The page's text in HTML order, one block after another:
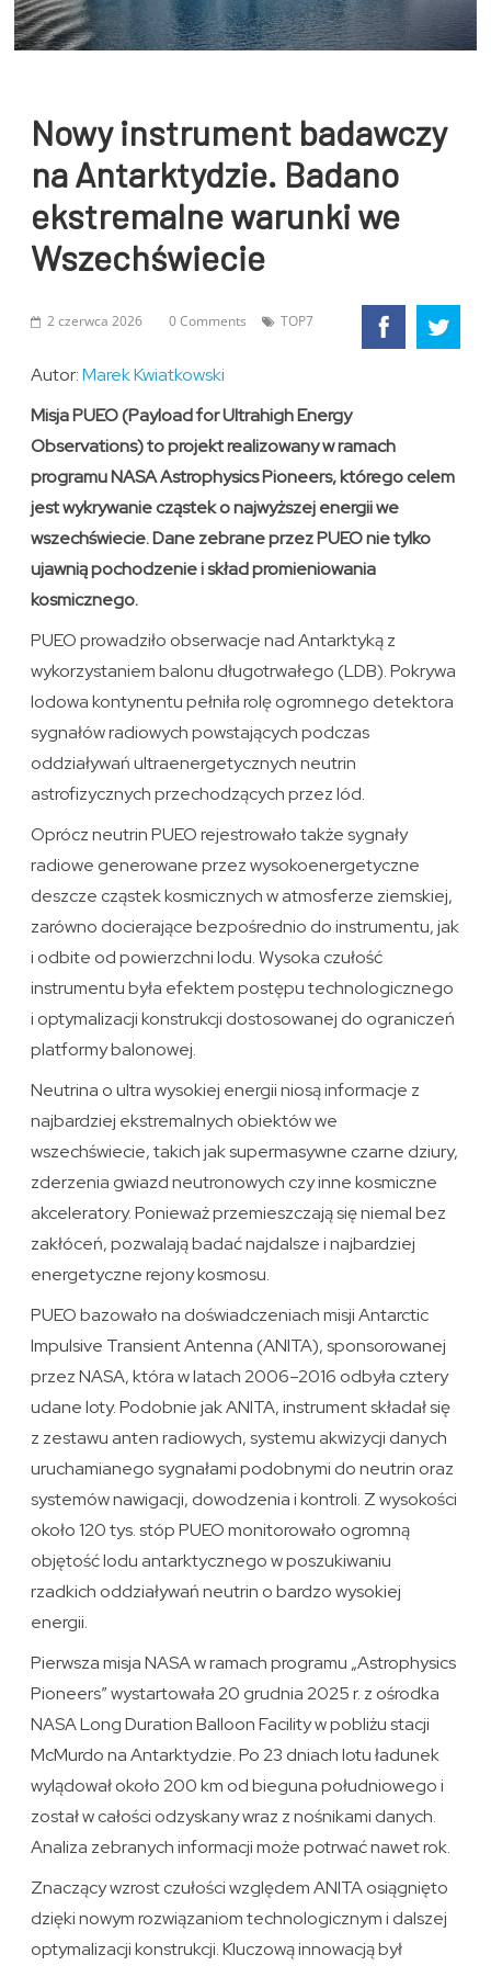
Nowy instrument badawczy
na Antarktydzie. Badano
ekstremalne warunki we
Wszechświecie
2 czerwca 2026 0 Comments TOP7
Autor:Marek Kwiatkowski
Misja PUEO (Payload for Ultrahigh Energy
Observations) to projekt realizowany w ramach
programu NASA Astrophysics Pioneers, którego celem
jest wykrywanie cząstek o najwyższej energii we
wszechświecie. Dane zebrane przez PUEO nie tylko
ujawnią pochodzenie i skład promieniowania
kosmicznego.
PUEO prowadziło obserwacje nad Antarktyką z
wykorzystaniem balonu długotrwałego (LDB). Pokrywa
lodowa kontynentu pełniła rolę ogromnego detektora
sygnałów radiowych powstających podczas
oddziaływań ultraenergetycznych neutrin
astrofizycznych przechodzących przez lód.
Oprócz neutrin PUEO rejestrowało także sygnały
radiowe generowane przez wysokoenergetyczne
deszcze cząstek kosmicznych w atmosferze ziemskiej,
zarówno docierające bezpośrednio do instrumentu, jak
i odbite od powierzchni lodu. Wysoka czułość
instrumentu była efektem postępu technologicznego
i optymalizacji konstrukcji dostosowanej do ograniczeń
platformy balonowej.
Neutrina o ultra wysokiej energii niosą informacje z
najbardziej ekstremalnych obiektów we
wszechświecie, takich jak supermasywne czarne dziury,
zderzenia gwiazd neutronowych czy inne kosmiczne
akceleratory. Ponieważ przemieszczają się niemal bez
zakłóceń, pozwalają badać najdalsze i najbardziej
energetyczne rejony kosmosu.
PUEO bazowało na doświadczeniach misji Antarctic
Impulsive Transient Antenna (ANITA), sponsorowanej
przez NASA, która w latach 2006–2016 odbyła cztery
udane loty. Podobnie jak ANITA, instrument składał się
z zestawu anten radiowych, systemu akwizycji danych
uruchamianego sygnałami podobnymi do neutrin oraz
systemów nawigacji, dowodzenia i kontroli. Z wysokości
około 120 tys. stóp PUEO monitorowało ogromną
objętość lodu antarktycznego w poszukiwaniu
rzadkich oddziaływań neutrin o bardzo wysokiej
energii.
Pierwsza misja NASA w ramach programu „Astrophysics
Pioneers” wystartowała 20 grudnia 2025 r. z ośrodka
NASA Long Duration Balloon Facility w pobliżu stacji
McMurdo na Antarktydzie. Po 23 dniach lotu ładunek
wylądował około 200 km od bieguna południowego i
został w całości odzyskany wraz z nośnikami danych.
Analiza zebranych informacji może potrwać nawet rok.
Znaczący wzrost czułości względem ANITA osiągnięto
dzięki nowym rozwiązaniom technologicznym i dalszej
optymalizacji konstrukcji. Kluczową innowacją był